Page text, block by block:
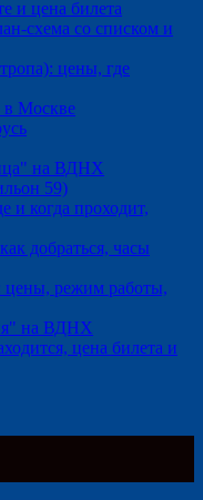
и цена билета
схема со списком и
цены, где
Москве
на ВДНХ
59)
и когда проходит,
добраться, часы
режим работы,
на ВДНХ
цена билета и